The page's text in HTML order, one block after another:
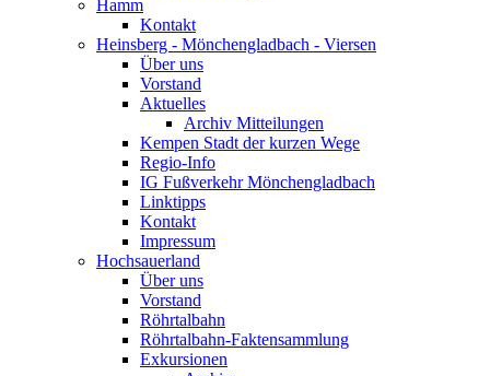
Hamm
Kontakt
Heinsberg - Mönchengladbach - Viersen
Über uns
Vorstand
Aktuelles
Archiv Mitteilungen
Kempen Stadt der kurzen Wege
Regio-Info
IG Fußverkehr Mönchengladbach
Linktipps
Kontakt
Impressum
Hochsauerland
Über uns
Vorstand
Röhrtalbahn
Röhrtalbahn-Faktensammlung
Exkursionen